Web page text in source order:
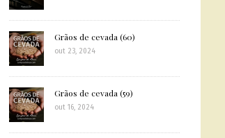
Grãos de cevada (60)
out 23, 2024
Grãos de cevada (59)
out 16, 2024